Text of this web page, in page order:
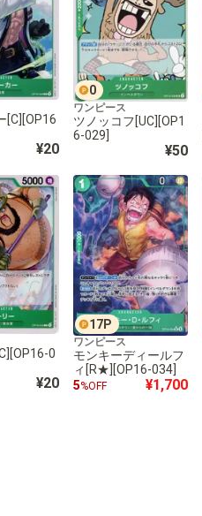
[C][OP16
¥20
0
ワンピース
ツノッコフ[UC][OP1
6-029]
¥50
0
¥20
17P
ワンピース
モンキーディールフ
ィ[R★][OP16-034]
5%OFF ¥1,700